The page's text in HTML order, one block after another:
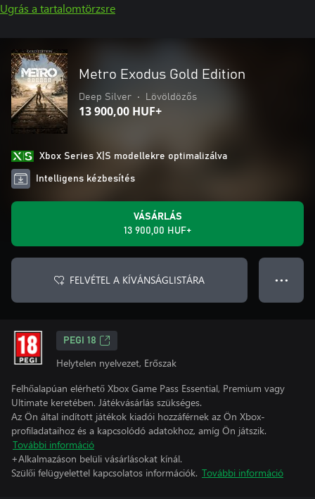
Ugrás a tartalomtörzsre
Metro Exodus Gold Edition
Deep Silver • Lövöldözős
13 900,00 HUF+
Xbox Series X|S modellekre optimalizálva
Intelligens kézbesítés
VÁSÁRLÁS
13 900,00 HUF+
FELVÉTEL A KÍVÁNSÁGLISTÁRA ● ● ●
PEGI 18
Helytelen nyelvezet, Erőszak
Felhőalapúan elérhető Xbox Game Pass Essential, Premium vagy
Ultimate keretében. Játékvásárlás szükséges.
Az Ön által indított játékok kiadói hozzáférnek az Ön Xbox-
profiladataihoz és a kapcsolódó adatokhoz, amíg Ön játszik.
További információ
+Alkalmazáson belüli vásárlásokat kínál.
Szülői felügyelettel kapcsolatos információk. További információ